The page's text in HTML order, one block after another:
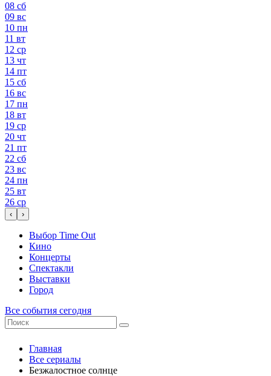
08 сб
09 вс
10 пн
11 вт
12 ср
13 чт
14 пт
15 сб
16 вс
17 пн
18 вт
19 ср
20 чт
21 пт
22 сб
23 вс
24 пн
25 вт
26 ср
‹ ›
Выбор Time Out
Кино
Концерты
Спектакли
Выставки
Город
Все события сегодня
Главная
Все сериалы
Безжалостное солнце